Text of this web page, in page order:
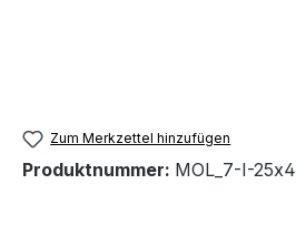
Zum Merkzettel hinzufügen
Produktnummer: MOL_7-I-25x4